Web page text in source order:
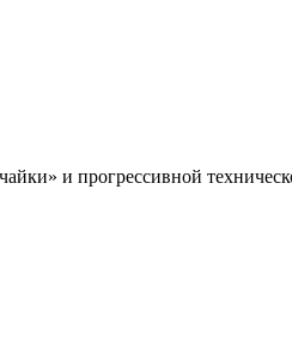
и прогрессивной